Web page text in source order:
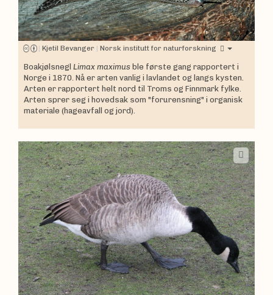
| Kjetil Bevanger | Norsk institutt for naturforskning
Boakjølsnegl Limax maximus ble første gang rapportert i
Norge i 1870. Nå er arten vanlig i lavlandet og langs kysten.
Arten er rapportert helt nord til Troms og Finnmark fylke.
Arten sprer seg i hovedsak som "forurensning" i organisk
materiale (hageavfall og jord).